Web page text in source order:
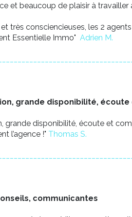
et beaucoup de plaisir à
très consciencieuses, les 2
Essentielle Immo" Adrien M.
grande disponibilité,
grande disponibilité, écoute et
l’agence !" Thomas S.
communicantes